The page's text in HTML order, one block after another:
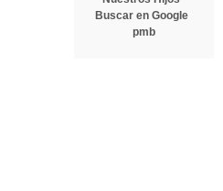
Buscar en Google
pmb